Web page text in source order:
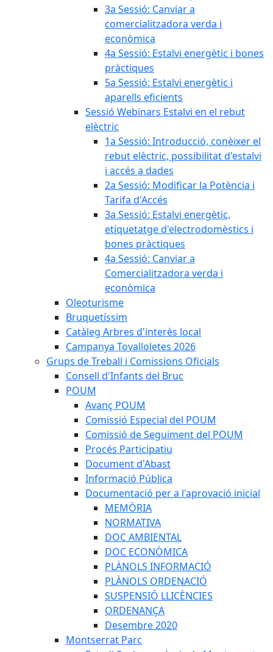
3a Sessió: Canviar a
comercialitzadora verda i
econòmica
4a Sessió: Estalvi energètic i bones
pràctiques
5a Sessió: Estalvi energètic i
aparells eficients
Sessió Webinars Estalvi en el rebut
elèctric
1a Sessió: Introducció, conèixer el
rebut elèctric, possibilitat d'estalvi
i accés a dades
2a Sessió: Modificar la Potència i
Tarifa d'Accés
3a Sessió: Estalvi energètic,
etiquetatge d'electrodomèstics i
bones pràctiques
4a Sessió: Canviar a
Comercialitzadora verda i
econòmica
Oleoturisme
Bruquetíssim
Catàleg Arbres d'interès local
Campanya Tovalloletes 2026
Grups de Treball i Comissions Oficials
Consell d'Infants del Bruc
POUM
Avanç POUM
Comissió Especial del POUM
Comissió de Seguiment del POUM
Procés Participatiu
Document d'Abast
Informació Pública
Documentació per a l'aprovació inicial
MEMÒRIA
NORMATIVA
DOC AMBIENTAL
DOC ECONÒMICA
PLÀNOLS INFORMACIÓ
PLÀNOLS ORDENACIÓ
SUSPENSIÓ LLICÈNCIES
ORDENANÇA
Desembre 2020
Montserrat Parc